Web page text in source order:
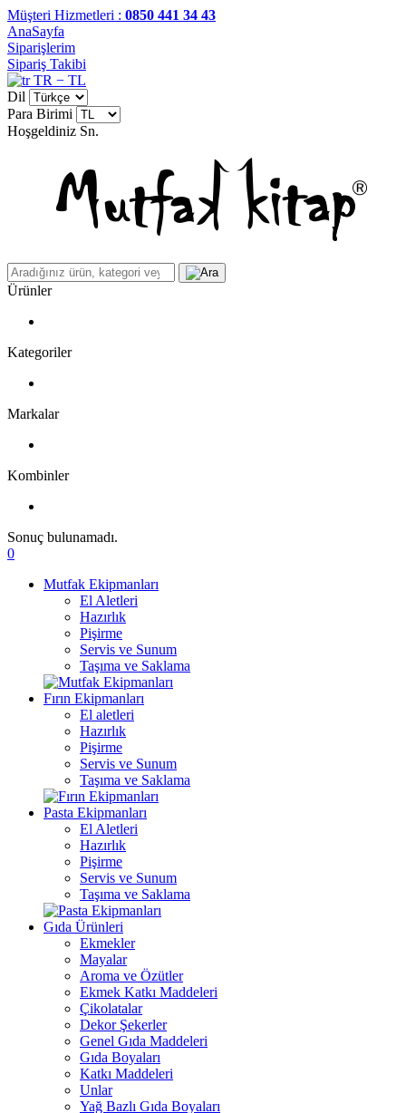
Müşteri Hizmetleri : 0850 441 34 43
AnaSayfa
Siparişlerim
Sipariş Takibi
TR − TL
Dil
Para Birimi
Hoşgeldiniz Sn.
Ürünler
Kategoriler
Markalar
Kombinler
Sonuç bulunamadı.
0
Mutfak Ekipmanları
El Aletleri
Hazırlık
Pişirme
Servis ve Sunum
Taşıma ve Saklama
Fırın Ekipmanları
El aletleri
Hazırlık
Pişirme
Servis ve Sunum
Taşıma ve Saklama
Pasta Ekipmanları
El Aletleri
Hazırlık
Pişirme
Servis ve Sunum
Taşıma ve Saklama
Gıda Ürünleri
Ekmekler
Mayalar
Aroma ve Özütler
Ekmek Katkı Maddeleri
Çikolatalar
Dekor Şekerler
Genel Gıda Maddeleri
Gıda Boyaları
Katkı Maddeleri
Unlar
Yağ Bazlı Gıda Boyaları